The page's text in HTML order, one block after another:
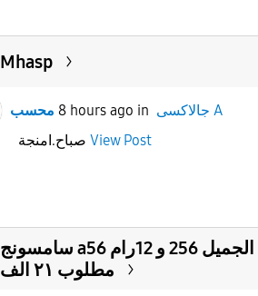
Mhasp
محسب 8 hours ago in
جالاكسى A
View Post
سامسونج a56 حاله فوق الممتازه اللون الاسود الجميل 256 و 12رام
مطلوب ٢١ الف